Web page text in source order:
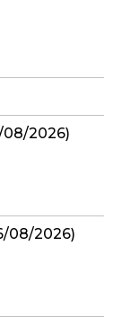
08/2026)
08/2026)